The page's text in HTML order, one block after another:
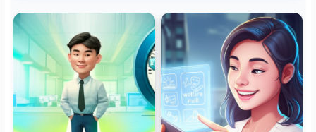
신청일 기준 현재까지 연
속 필수
소득
건보료 기준 중위소득 15